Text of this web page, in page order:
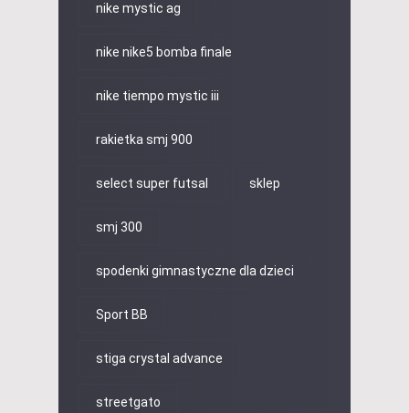
nike mystic ag
nike nike5 bomba finale
nike tiempo mystic iii
rakietka smj 900
select super futsal sklep
smj 300
spodenki gimnastyczne dla dzieci
Sport BB
stiga crystal advance
streetgato